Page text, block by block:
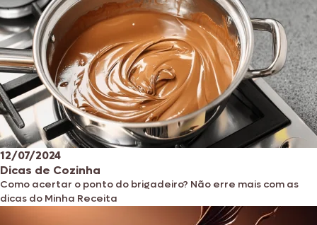
12/07/2024
Dicas de Cozinha
Como acertar o ponto do brigadeiro? Não erre mais com as
dicas do Minha Receita